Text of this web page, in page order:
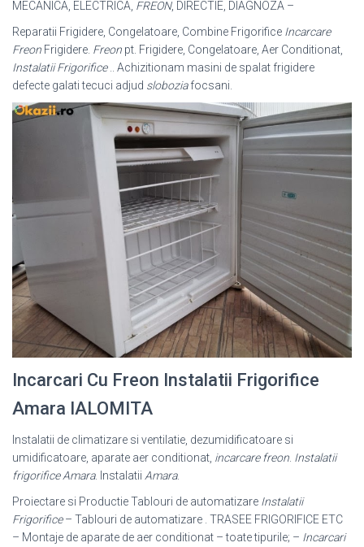
MECANICA, ELECTRICA, FREON, DIRECTIE, DIAGNOZA –
Reparatii Frigidere, Congelatoare, Combine Frigorifice Incarcare
Freon Frigidere. Freon pt. Frigidere, Congelatoare, Aer Conditionat,
Instalatii Frigorifice.. Achizitionam masini de spalat frigidere
defecte galati tecuci adjud sloboziafocsani.
Incarcari Cu Freon Instalatii Frigorifice
Amara IALOMITA
Instalatii de climatizare si ventilatie, dezumidificatoare si
umidificatoare, aparate aer conditionat, incarcare freon Instalatii
frigorifice Amara. Instalatii Amara.
Proiectare si Productie Tablouri de automatizare Instalatii
Frigorifice– Tablouri de automatizare . TRASEE FRIGORIFICE ETC
– Montaje de aparate de aer conditionat – toate tipurile; – Incarcari